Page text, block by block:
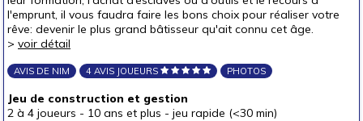
l'emprunt, il vous faudra faire les bons choix pour réaliser votre
rêve: devenir le plus grand bâtisseur qu'ait connu cet âge.
> voir détail
AVIS DE NIM 4 AVIS JOUEURS PHOTOS
Jeu de construction et gestion
2 à 4 joueurs - 10 ans et plus - jeu rapide (<30 min)